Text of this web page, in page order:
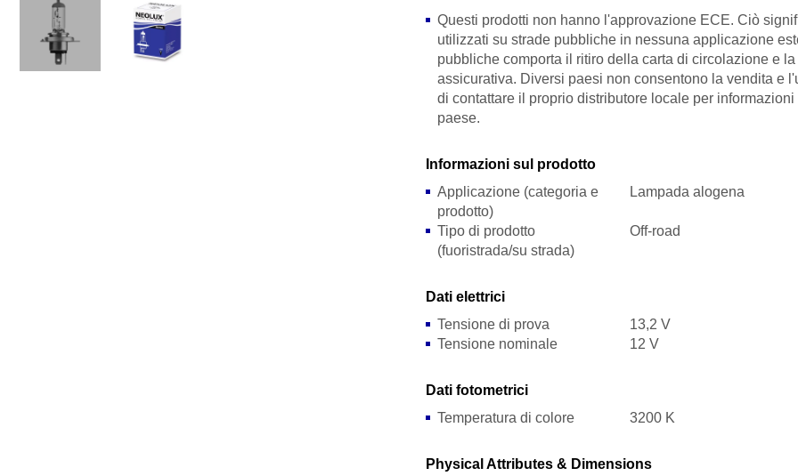
Questi prodotti non hanno l'approvazione ECE. Ciò
utilizzati su strade pubbliche in nessuna applicazione
pubbliche comporta il ritiro della carta di circolazione e
assicurativa. Diversi paesi non consentono la vendita e
di contattare il proprio distributore locale per
paese.
Informazioni sul prodotto
Applicazione (categoria e
prodotto)
Lampada alogena
Tipo di prodotto
(fuoristrada/su strada)
Off-road
Dati elettrici
Tensione di prova
13,2 V
Tensione nominale
12 V
Dati fotometrici
Temperatura di colore
3200 K
Physical Attributes & Dimensions